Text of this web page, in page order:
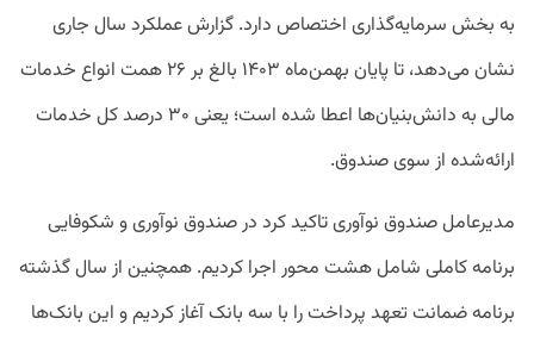
به بخش سرمایه‌گذاری اختصاص دارد. گزارش عملکرد سال جاری
نشان می‌دهد، تا پایان بهمن‌ماه ۱۴۰۳ بالغ بر ۲۶ همت انواع خدمات
مالی به دانش‌بنیان‌ها اعطا شده است؛ یعنی ۳۰ درصد کل خدمات
ارائه‌شده از سوی صندوق.
مدیرعامل صندوق نوآوری تاکید کرد در صندوق نوآوری و شکوفایی
برنامه‌ کاملی شامل هشت محور اجرا کردیم. همچنین از سال گذشته
برنامه ضمانت تعهد پرداخت را با سه بانک آغاز کردیم و این بانک‌ها